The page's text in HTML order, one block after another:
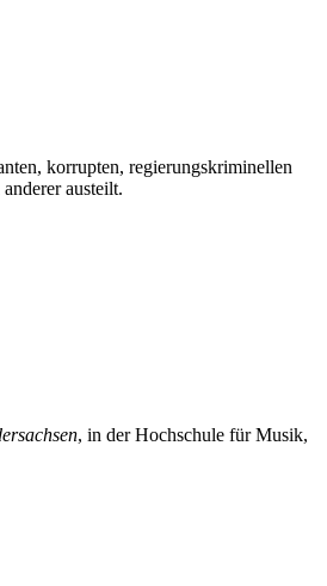
korrupten, regierungskriminellen
austeilt.
, in der Hochschule für Musik,